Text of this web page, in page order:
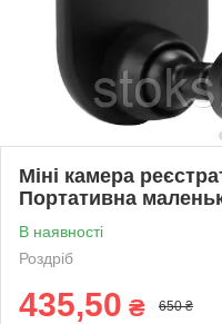
Міні камера
Портативна
В наявності
Роздріб
435,50 ₴ 650 ₴